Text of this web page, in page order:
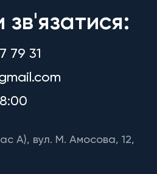
79 31
A), вул. М. Амосова, 12,